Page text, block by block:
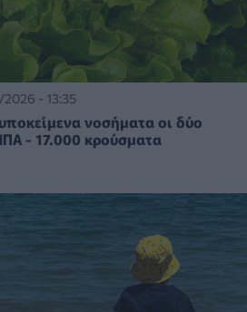
- 13:35
νοσήματα οι δύο
- 17.000 κρούσματα